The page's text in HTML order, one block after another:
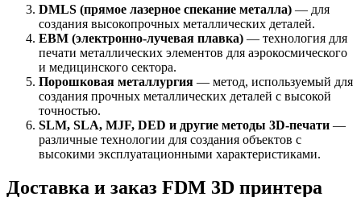
DMLS (прямое лазерное спекание металла) — для
создания высокопрочных металлических деталей.
EBM (электронно-лучевая плавка) — технология для
печати металлических элементов для аэрокосмического
и медицинского сектора.
Порошковая металлургия — метод, используемый для
создания прочных металлических деталей с высокой
точностью.
SLM, SLA, MJF, DED и другие методы 3D-печати —
различные технологии для создания объектов с
высокими эксплуатационными характеристиками.
Доставка и заказ FDM 3D принтера